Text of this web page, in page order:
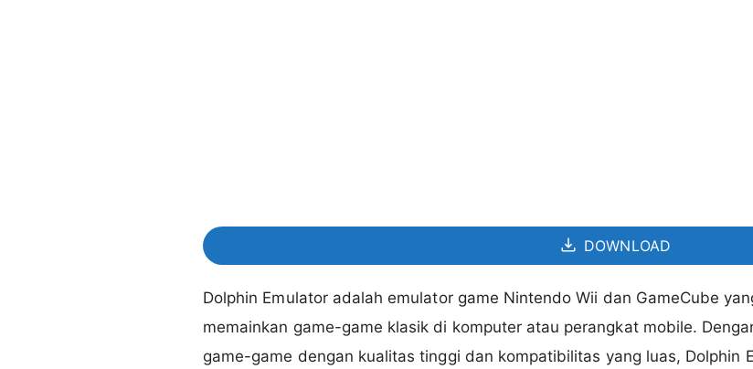
DOWNLOAD
Dolphin Emulator adalah emulator game Nintendo Wii dan GameCube
memainkan game-game klasik di komputer atau perangkat mobile.
game-game dengan kualitas tinggi dan kompatibilitas yang luas, Dolphin